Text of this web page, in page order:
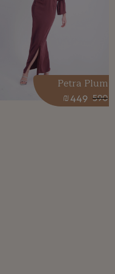
590
449
₪
Petra Plum